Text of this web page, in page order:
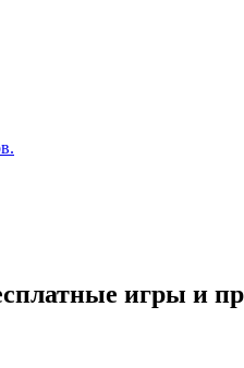
игры и